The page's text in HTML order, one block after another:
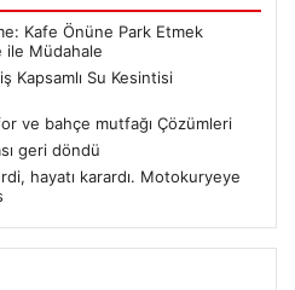
Kafe Önüne Park Etmek
ile Müdahale
Kapsamlı Su Kesintisi
ve bahçe mutfağı Çözümleri
geri döndü
hayatı karardı. Motokuryeye